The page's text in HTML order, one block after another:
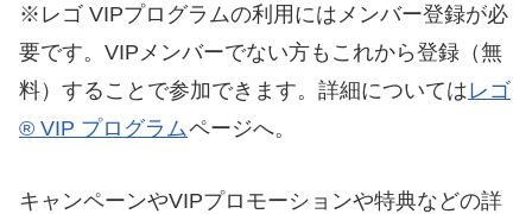
※レゴ VIPプログラムの利用にはメンバー登録が必
要です。VIPメンバーでない方もこれから登録（無
料）することで参加できます。詳細についてはレゴ
® VIP プログラムページへ。
キャンペーンやVIPプロモーションや特典などの詳